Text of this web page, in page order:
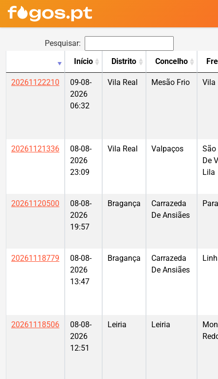
Pesquisar:
Início
Distrito Concelho
20261122210
09-08-
2026
06:32
Vila Real Mesão Frio Vila
20261121336
08-08-
2026
23:09
Vila Real Valpaços
São
De
Lila
20261120500
08-08-
2026
19:57
Bragança
Carrazeda
De Ansiães
20261118779
08-08-
2026
13:47
Bragança
Carrazeda
De Ansiães
20261118506
08-08-
2026
12:51
Leiria Leiria